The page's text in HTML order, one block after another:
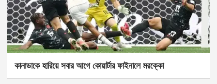
কানাডাকে হারিয়ে সবার আগে কোয়ার্টার ফাইনালে মরক্কো